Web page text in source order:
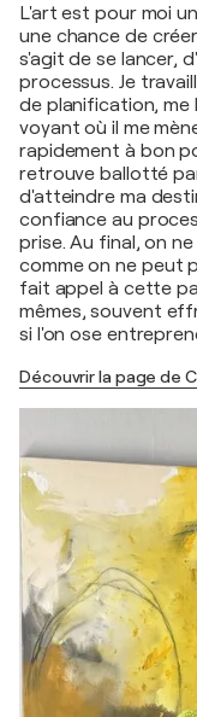
L'art est pour moi
une chance de
s'agit de se lancer,
processus. Je
de planification,
voyant où il me
rapidement à bon
retrouve ballotté
d'atteindre ma
confiance au
prise. Au final, on
comme on ne peut
fait appel à cette
mêmes, souvent
si l'on ose
Découvrir la page de